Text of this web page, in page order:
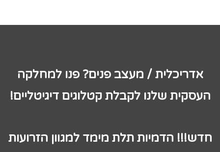
אדריכלית / מעצב פנים? פנו למחלקה
העסקית שלנו לקבלת קטלוגים דיגיטליים!
חדש!!! הדמיות תלת מימד למגוון הזרועות